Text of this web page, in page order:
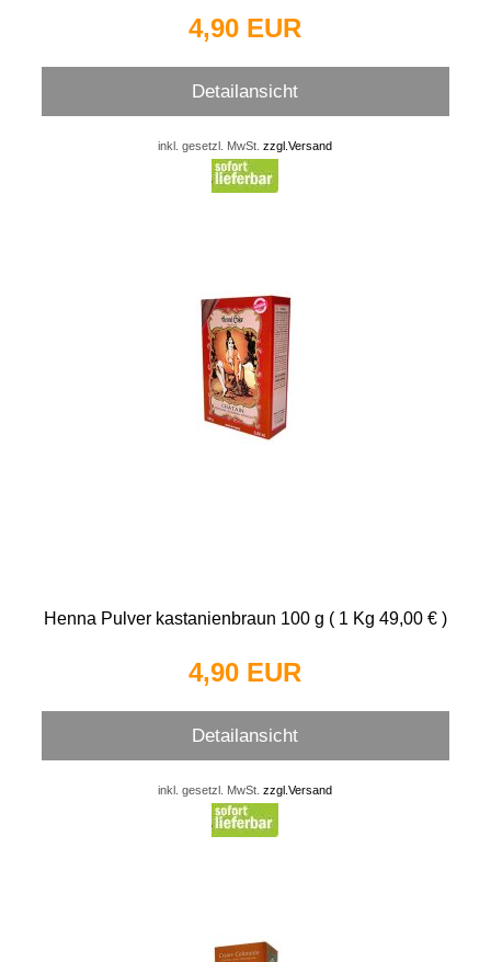
4,90 EUR
Detailansicht
inkl. gesetzl. MwSt.zzgl.Versand
Henna Pulver kastanienbraun 100 g ( 1 Kg 49,00 € )
4,90 EUR
Detailansicht
inkl. gesetzl. MwSt.zzgl.Versand